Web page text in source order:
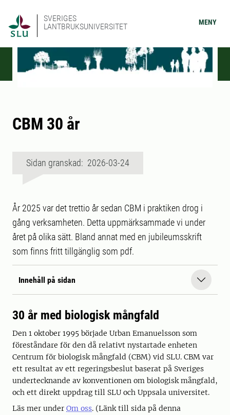
SVERIGES
LANTBRUKSUNIVERSITET
MENY
CBM 30 år
Sidan granskad: 2026-03-24
År 2025 var det trettio år sedan CBM i praktiken drog i
gång verksamheten. Detta uppmärksammade vi under
året på olika sätt. Bland annat med en jubileumsskrift
som finns fritt tillgänglig som pdf.
Innehåll på sidan
30 år med biologisk mångfald
Den 1 oktober 1995 började Urban Emanuelsson som
föreståndare för den då relativt nystartade enheten
Centrum för biologisk mångfald (CBM) vid SLU. CBM var
ett resultat av ett regeringsbeslut baserat på Sveriges
undertecknande av konventionen om biologisk mångfald,
och ett direkt uppdrag till SLU och Uppsala universitet.
Läs mer under Om oss. (Länk till sida på denna